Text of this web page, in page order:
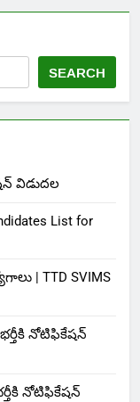
SEARCH
విడుదల
List for
| TTD SVIMS
నోటిఫికేషన్
నోటిఫికేషన్